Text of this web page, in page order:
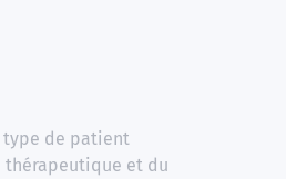
type de patient
thérapeutique et du